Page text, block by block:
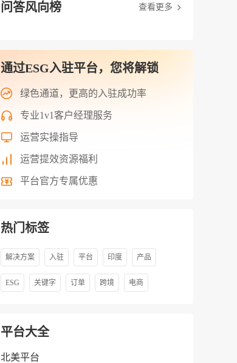
问答风向榜 查看更多
通过ESG入驻平台，您将解锁
绿色通道，更高的入驻成功率
专业1v1客户经理服务
运营实操指导
运营提效资源福利
平台官方专属优惠
热门标签
解决方案 入驻 平台 印度 产品
ESG 关键字 订单 跨境 电商
平台大全
北美平台